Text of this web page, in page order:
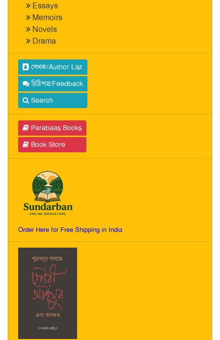
Essays
Memoirs
Novels
Drama
লেখক/Author List
চিঠিপত্র/Feedback
Search
Parabaas Books
Book Store
Order Here for Free Shipping in India